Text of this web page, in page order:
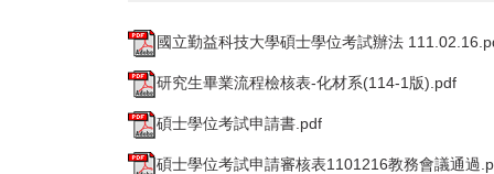
國立勤益科技大學碩士學位考試辦法
研究生畢業流程檢核表-化材系(114-1版).pdf
碩士學位考試申請書.pdf
碩士學位考試申請審核表1101216教務會議通過